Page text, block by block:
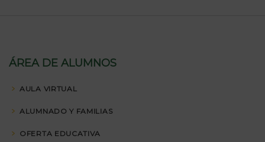
ÁREA DE ALUMNOS
AULA VIRTUAL
ALUMNADO Y FAMILIAS
OFERTA EDUCATIVA